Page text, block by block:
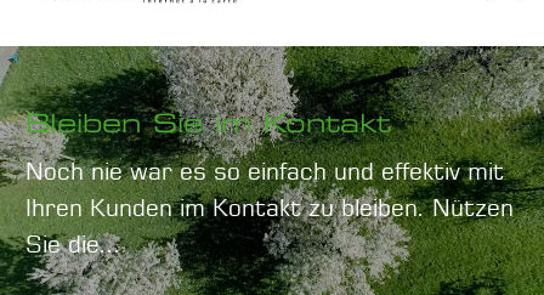
Bleiben Sie im Kontakt
Noch nie war es so einfach und effektiv mit
Ihren Kunden im Kontakt zu bleiben. Nützen
Sie die...